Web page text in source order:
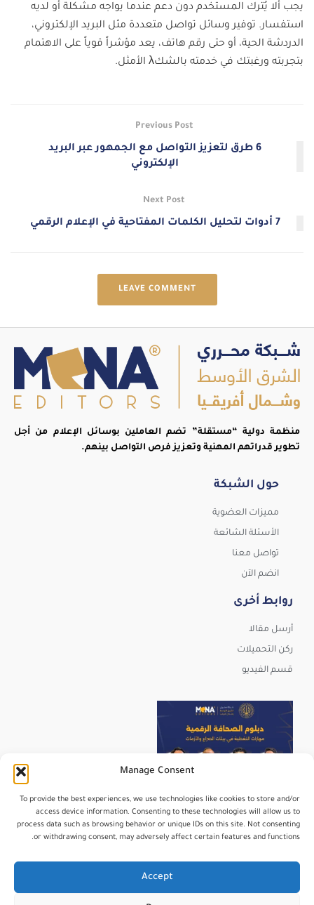
Manage Consent
To provide the best experiences, we use technologies like cookies to store and/or
access device information. Consenting to these technologies will allow us to
process data such as browsing behavior or unique IDs on this site. Not consenting
or withdrawing consent, may adversely affect certain features and functions.
Accept
يجب ألا يُترك المستخدم دون دعم عندما يواجه مشكلة أو لديه
استفسار. توفير وسائل تواصل متعددة مثل البريد الإلكتروني،
الدردشة الحية، أو حتى رقم هاتف، يعد مؤشراً قوياً على الاهتمام
بتجربته ورغبتك في خدمته بالشكλ الأمثل.
Previous Post
6 طرق لتعزيز التواصل مع الجمهور عبر البريد
الإلكتروني
Next Post
7 أدوات لتحليل الكلمات المفتاحية في الإعلام الرقمي
LEAVE COMMENT
منظمة دولية “مستقلة” تضم العاملين بوسائل الإعلام من أجل
تطوير قدراتهم المهنية وتعزيز فرص التواصل بينهم.
حول الشبكة
مميزات العضوية
الأسئلة الشائعة
تواصل معنا
انضم الآن
روابط أخرى
أرسل مقالا
ركن التحميلات
قسم الفيديو
عرض المزيد تابعنا على Instagram